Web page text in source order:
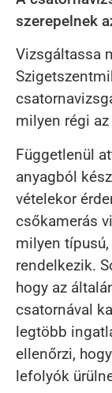
szerepelnek
Vizsgáltassa
milyen régi
Függetlenül
anyagból
vételekor
csőkamerás
milyen
rendelkezik.
hogy az
csatornával
legtöbb
ellenőrzi,
lefolyók